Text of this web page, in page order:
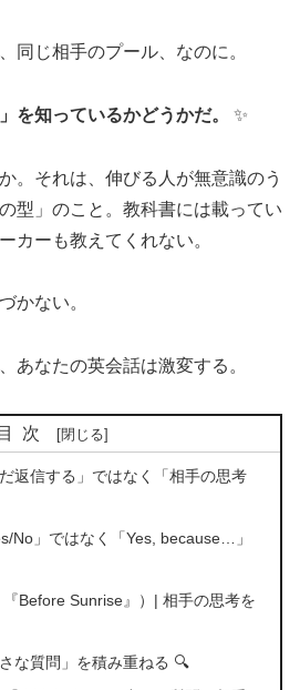
同じ相手のプール、なのに。
を知っているかどうかだ。 ✨
。それは、伸びる人が無意識のう
型」のこと。教科書には載ってい
カーも教えてくれない。
かない。
あなたの英会話は激変する。
目次
返信する」ではなく「相手の思考
No」ではなく「Yes, because…」
Before Sunrise』）| 相手の思考を
な質問」を積み重ねる 🔍